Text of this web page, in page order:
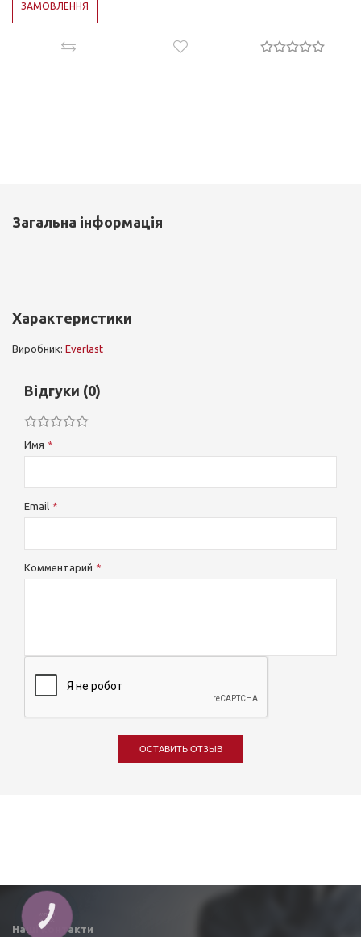
ЗАМОВЛЕННЯ
Загальна інформація
Характеристики
Виробник: Everlast
Відгуки (0)
Имя
Email
Комментарий
ОСТАВИТЬ ОТЗЫВ
Наші контакти